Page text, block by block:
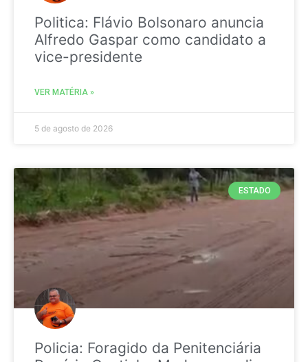
Politica: Flávio Bolsonaro anuncia
Alfredo Gaspar como candidato a
vice-presidente
VER MATÉRIA »
5 de agosto de 2026
ESTADO
Policia: Foragido da Penitenciária